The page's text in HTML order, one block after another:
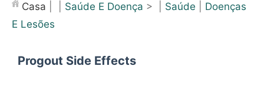
Saúde
Casa Saúde E Doença > | Saúde
Doenças
E Lesões
Progout Side Effects